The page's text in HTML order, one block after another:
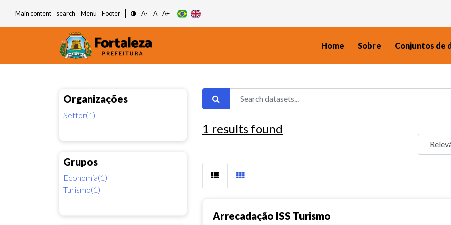
Main content search Menu Footer A- A A+
Home Sobre Conjuntos de
Organizações
Setfor(1)
Grupos
Economia(1)
Turismo(1)
1 results found
Arrecadação ISS Turismo